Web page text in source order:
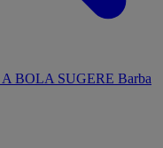
A BOLA SUGERE Barba